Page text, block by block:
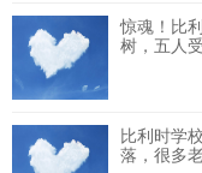
惊魂！比
树，五人
比利时学
落，很多